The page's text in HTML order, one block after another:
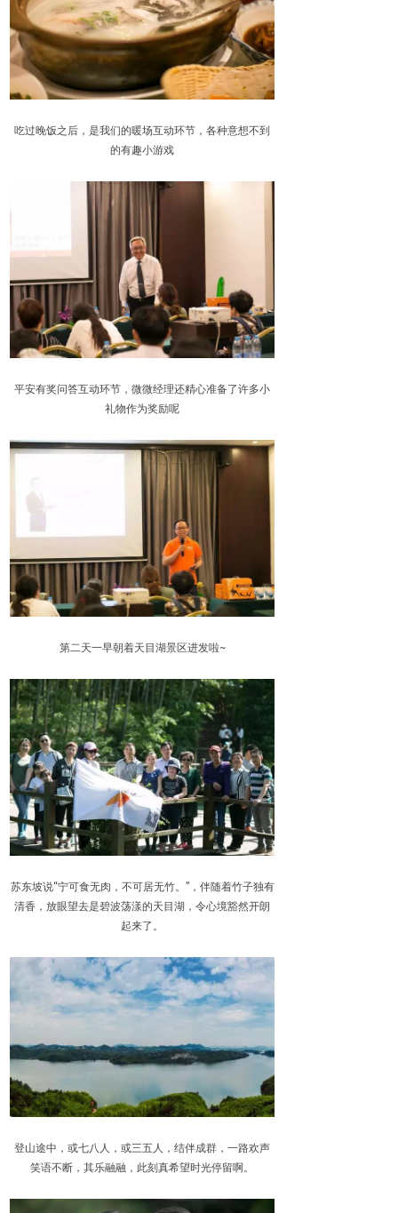
吃过晚饭之后，是我们的暖场互动环节，各种意想不到
的有趣小游戏
平安有奖问答互动环节，微微经理还精心准备了许多小
礼物作为奖励呢
第二天一早朝着天目湖景区进发啦~
苏东坡说“宁可食无肉，不可居无竹。”，伴随着竹子独有
清香，放眼望去是碧波荡漾的天目湖，令心境豁然开朗
起来了。
登山途中，或七八人，或三五人，结伴成群，一路欢声
笑语不断，其乐融融，此刻真希望时光停留啊。